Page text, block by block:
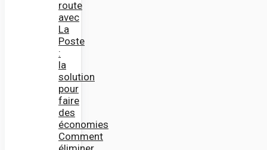
route
avec
La
Poste
:
la
solution
pour
faire
des
économies
Comment